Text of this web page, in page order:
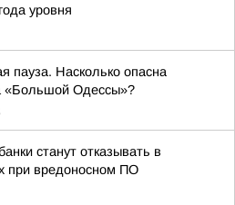
уровня
пауза. Насколько опасна
«Большой Одессы»?
станут отказывать в
при вредоносном ПО